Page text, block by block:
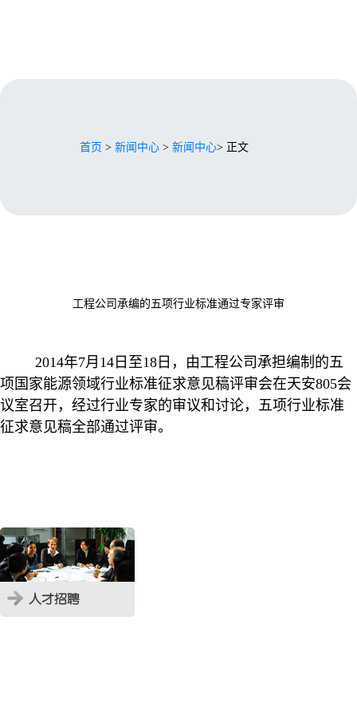
首页 > 新闻中心 > 新闻中心> 正文
工程公司承编的五项行业标准通过专家评审
2014年7月 14 日 至18 日，由工程公司承担编制的五
项国家能源领域行业标准征求意见稿评审会在天安805会
议室召开，经过行业专家的审议和讨论，五项行业标准
征求意见稿全部通过评审。